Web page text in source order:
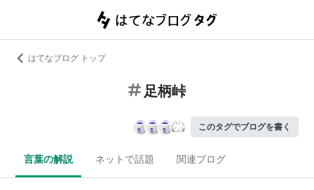
はてなブログ トップ
足柄峠
このタグでブログを書く
言葉の解説 ネットで話題 関連ブログ